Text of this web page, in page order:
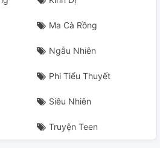
Ma Cà Rồng
Ngẫu Nhiên
Phi Tiểu Thuyết
Siêu Nhiên
Truyện Teen